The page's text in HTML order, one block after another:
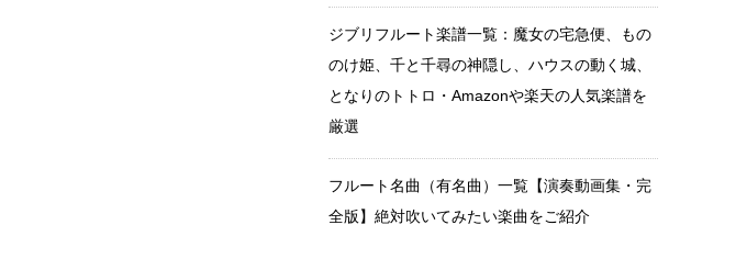
ジブリフルート楽譜一覧：魔女の宅急便、もの
のけ姫、千と千尋の神隠し、ハウスの動く城、
となりのトトロ・Amazonや楽天の人気楽譜を
厳選
フルート名曲（有名曲）一覧【演奏動画集・完
全版】絶対吹いてみたい楽曲をご紹介